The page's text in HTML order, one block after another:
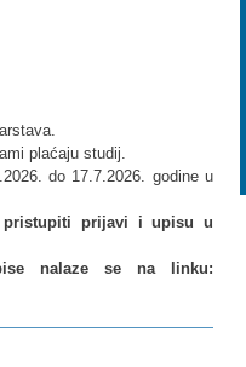
plaćaju studij.
do 17.7.2026. godine u
prijavi i upisu u
nalaze se na linku: